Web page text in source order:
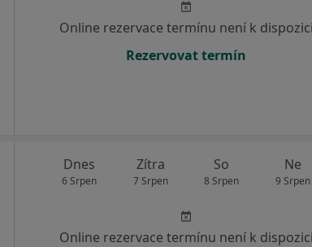
Online rezervace termínu není k dispozici
Rezervovat termín
Dnes
6 Srpen
Zítra
7 Srpen
So
8 Srpen
Ne
9 Srpen
Online rezervace termínu není k dispozici